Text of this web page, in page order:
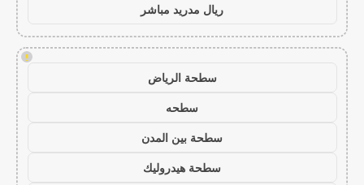
ريال مدريد مباشر
!
سطحة الرياض
سطحه
سطحة بين المدن
سطحة هيدروليك